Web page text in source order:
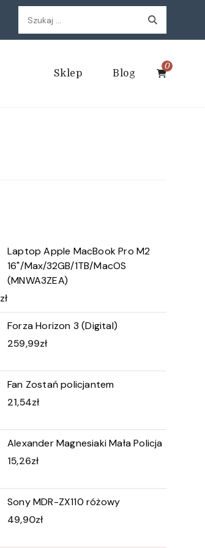
Szukaj:
Sklep Blog
0
Laptop Apple MacBook Pro M2
16"/Max/32GB/1TB/MacOS
(MNWA3ZEA)
zł
Forza Horizon 3 (Digital)
259,99zł
Fan Zostań policjantem
21,54zł
Alexander Magnesiaki Mała Policja
15,26zł
Sony MDR-ZX110 różowy
49,90zł